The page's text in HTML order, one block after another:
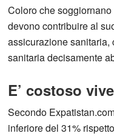
Coloro che
devono contribuire al
assicurazione sanitaria,
sanitaria decisamente
E’ costoso
Secondo
inferiore del 31%